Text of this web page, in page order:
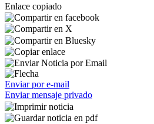
Enlace copiado
Enviar por e-mail
Enviar mensaje privado